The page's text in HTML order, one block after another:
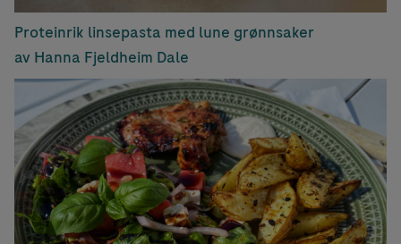
Proteinrik linsepasta med lune grønnsaker
av Hanna Fjeldheim Dale